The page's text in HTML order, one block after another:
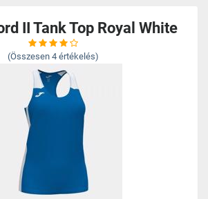
II Tank Top Royal White
(Összesen 4 értékelés)